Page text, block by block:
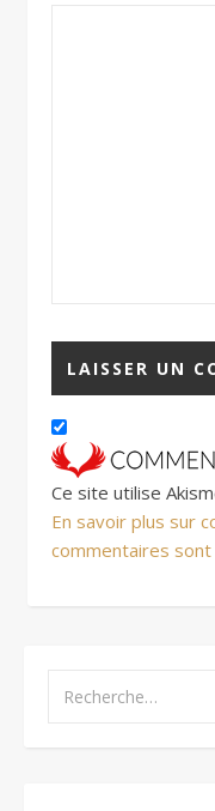
Ce site utilise
En savoir plus sur
commentaires